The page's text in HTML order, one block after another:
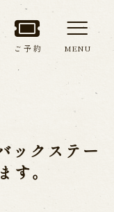
ご予約 MENU
ックステー
す。